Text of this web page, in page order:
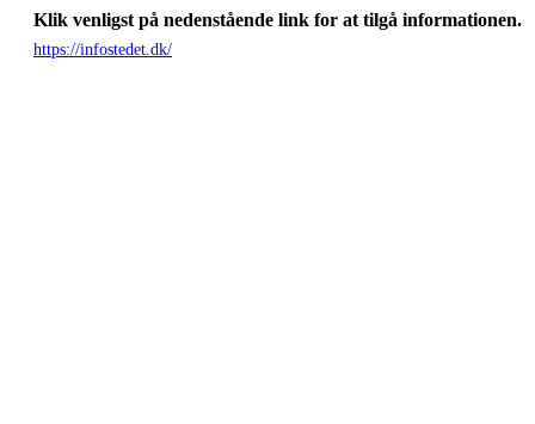
Klik venligst på nedenstående link for at tilgå informationen.
https://infostedet.dk/